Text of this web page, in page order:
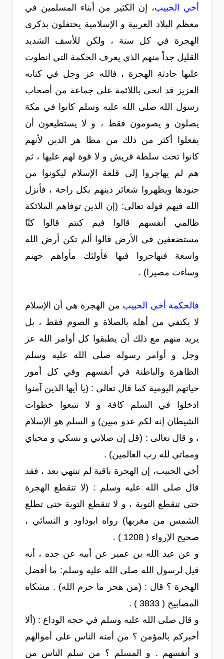
أخي الحبيب، إن الكثير من أبناء المسلمين في
معظم البلاد العربية و الإسلامية يحتفلون بذكرى
الهجرة في كل سنة ، ولكن للأسف الشديد
القليل جداً منهم الذي يعرف الحكمة التي انطوت
عليها حادثة الهجرة ، فالله عز وجل في كتابه
العزيز قد انحى باللائمة على جماعة من أصحاب
رسول الله صلى الله عليه وسلم كانوا في مكة
يصلون و يصومون فقط ، و لا يستطيعون أن
يفعلوا أكثر من ذلك من مظا هر الدين لأنهم
كانوا تحت سلطة قريش و لا قوة لهم عليها ، ثم
هم لم يهاجروا إلى قلعة الإسلام ليكونوا من
جنودها ويظهروا شعائر دينهم بكل راحة ، فأنزل
الله فيهم قوله تعالى: (إن الذين توفاهم الملائكة
ظالمي أنفسهم قالوا فيم كنتم قالوا كنّا
مستضعفين في الأرض قالوا ألم تكن أرض الله
واسعة فتهاجروا فيها فأولئك مأواهم جهنم
وساءت مصيرا) .
فالحكمة أخي الحبيب من الهجرة هي أن الإسلام
لا يكتفي من أهله بالصلاة و الصوم فقط ، بل
يريد منهم مع ذلك أن يطبقوا كل أوامر الله عز
وجل و أوامر رسوله صلى الله عليه وسلم
الظاهرة والباطنة في أنفسهم وفي كل أمور
حياتهم اليومية كما قال تعالى : (يا أيها الذين آمنوا
ادخلوا في السلم كافة و لا تتبعوا خطوات
الشيطان إنه لكم عدو مبين) و السلم هو الإسلام
، و قال تعالى : (قل إن صلاتي و نسكي و محياي
ومماتي لله رب العالمين) .
أخي الحبيب، إن الهجرة باقية لم تنتهي بعد ، فقد
قال صلى الله عليه وسلم : (لا تنقطع الهجرة
حتى تنقطع التوبة ، و لا تنقطع التوبة حتى تطلع
الشمس من مغربها) رواه ابوداود و النسائي ،
صحيح الإرواء ( 1208 ) .
و عن عبد الله بن عمير عن أبيه عن جده ، أنه
قيل لرسول الله صلى الله عليه وسلم: ما أفضل
الهجرة ؟ قال : (من هجر ما حرم الله) . مشكاه
المصابيح ( 3833 ) .
و قال صلى الله عليه وسلم في حجه الوداع : (ألا
أخبركم بالمؤمن ؟ من أمنه الناس على أموالهم
و أنفسهم . و المسلم ؟ من سلم الناس من